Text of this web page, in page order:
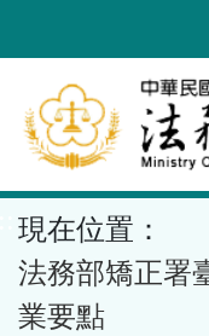
到
要
內
容
區
塊
現在位置：
法務部矯正署
業要點